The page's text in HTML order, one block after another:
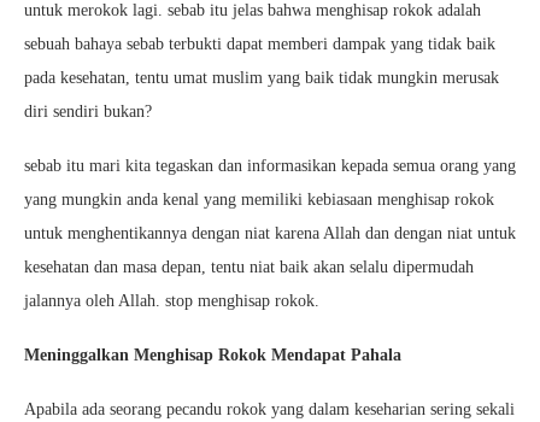
untuk merokok lagi. sebab itu jelas bahwa menghisap rokok adalah
sebuah bahaya sebab terbukti dapat memberi dampak yang tidak baik
pada kesehatan, tentu umat muslim yang baik tidak mungkin merusak
diri sendiri bukan?
sebab itu mari kita tegaskan dan informasikan kepada semua orang yang
yang mungkin anda kenal yang memiliki kebiasaan menghisap rokok
untuk menghentikannya dengan niat karena Allah dan dengan niat untuk
kesehatan dan masa depan, tentu niat baik akan selalu dipermudah
jalannya oleh Allah. stop menghisap rokok.
Meninggalkan Menghisap Rokok Mendapat Pahala
Apabila ada seorang pecandu rokok yang dalam keseharian sering sekali